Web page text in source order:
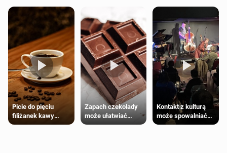
Picie do pięciu
filiżanek kawy
dziennie jest
Zapach czekolady
może ułatwiać
trening siłowy
Kontakt z kulturą
może spowalniać
starzenie